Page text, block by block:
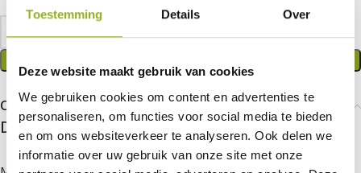
Toestemming Details Over
Deze website maakt gebruik van cookies
We gebruiken cookies om content en advertenties te
personaliseren, om functies voor social media te bieden
en om ons websiteverkeer te analyseren. Ook delen we
informatie over uw gebruik van onze site met onze
Over deze uitgave
De 7 eigenschappen van happy kids